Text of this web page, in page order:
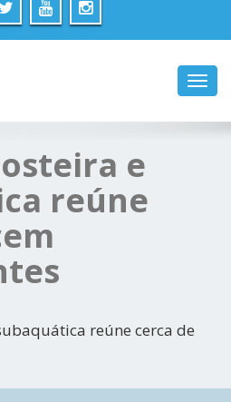
e
reúne
reúne cerca de